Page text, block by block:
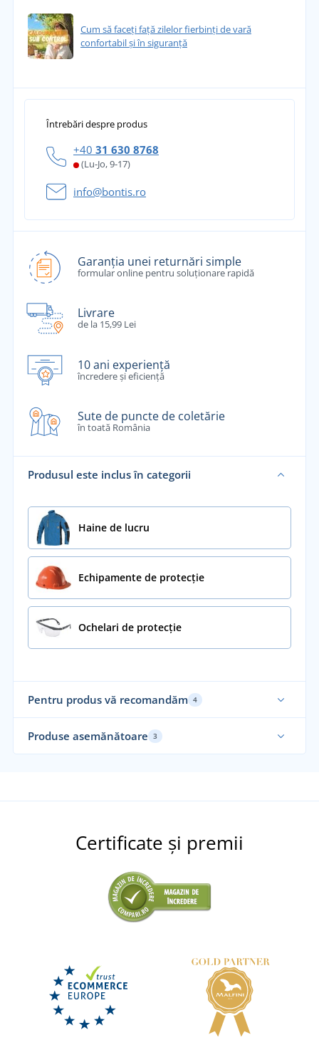
Cum să faceți față zilelor fierbinți de vară
confortabil și în siguranță
Întrebări despre produs
+40 31 630 8768
(Lu-Jo, 9-17)
info@bontis.ro
Garanția unei returnări simple
formular online pentru soluționare rapidă
Livrare
de la 15,99 Lei
10 ani experiență
încredere și eficiență
Sute de puncte de coletărie
în toată România
Produsul este inclus în categorii
Haine de lucru
Echipamente de protecție
Ochelari de protecție
Pentru produs vă recomandăm 4
Pantofi barefoot BENNON SPORT
Produse asemănătoare 3
Ochelari de protecție CXS KANAK
Certificate și premii